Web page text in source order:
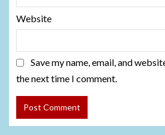
Website
Save my name, email, and
the next time I comment.